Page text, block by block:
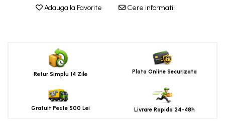
Adauga la Favorite Cere informatii
Retur Simplu 14 Zile Plata Online Securizata
Gratuit Peste 500 Lei Livrare Rapida 24-48h